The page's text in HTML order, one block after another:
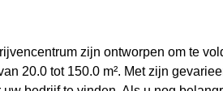
zijn ontworpen om te
20.0 tot 150.0 m². Met zijn